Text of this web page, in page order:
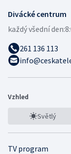
Divácké centrum
každý všední den:
261 136 113
Vzhled
Světlý
TV program